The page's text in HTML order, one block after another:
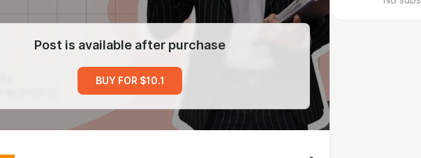
Post is available after purchase
BUY FOR $10.1